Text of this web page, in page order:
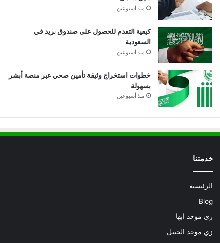
منذ أسبوعين
كيفية التقدم للحصول على صندوق بريد في
السعودية
منذ أسبوعين
خطوات استخراج وثيقة تأمين صحي عبر منصة أبشر
بسهولة
منذ أسبوعين
خدمتنا
الرئيسية
Blog
زي موحد ابها
زي موحد الجبيل